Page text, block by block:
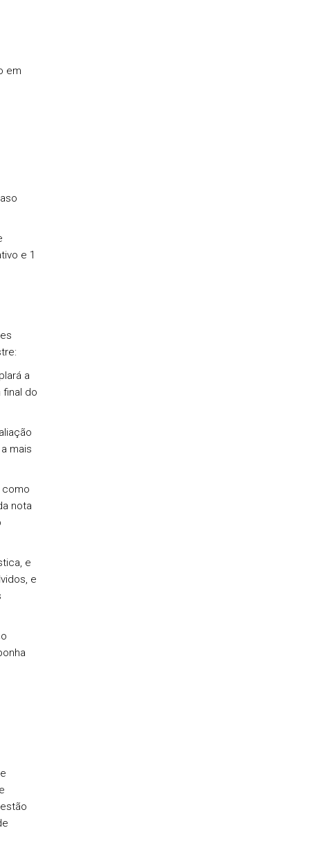
em
e 1
a
final do
mais
como
nota
e
e